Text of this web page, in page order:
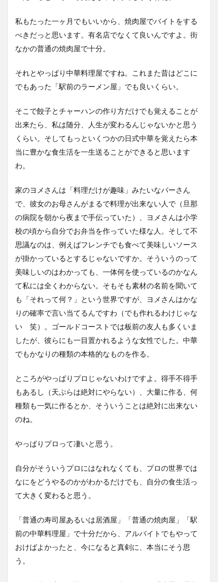
私もたった一ヶ月でもいいから、焼肉屋でバイトをする
べきだっと思います。有名店でなくて良いんですよ。街
なかの普通の焼肉屋で十分。
それとやっぱり中華料理屋ですね。これまた昔はどこに
でもあった「駅前のラーメン屋」でも良いくらい。
そこで餃子とチャーハンの作り方だけでも覚えることが
出来たら、私は随分、人生が変わるんじゃないかと思う
くらい。そしてもっといくつかの日式中華を覚えたら本
当に豊かな食生活を一生送ることができると思います
わ。
家のヨメさんは「料理だけが趣味」みたいなバーさん
で、彼女のお母さんがまるで料理が出来ない人で（旦那
の病院を朝から夜まで手伝っていた）、ヨメさんは小学
校の頃から自分でお弁当を作っていた様な人。そして不
思議なのは、例えばフレンチでも食べて美味しいソース
が掛かっているとするじゃないですか。そういうのって
美味しいのはわかっても、一体何を使っているのかなん
て私には全くわからない。そもそも素材の名前を聞いて
も「それって何？」という世界ですが、ヨメさんはかな
りの確率で言い当てるんですわ（でも作れるわけじゃな
い 笑）。ゴールドコーストでは板前の友人も多くいま
したが、彼らにも一目置かれるような女性でした。中華
でもかなりの種類の本格的なものを作る。
ところがやっぱりプロじゃないわけですよ。得手不得手
もあるし（天ぷらは絶対にやらない）、大量に作る、何
種類も一気に作るとか、そういうことは絶対に出来ない
のね。
やっぱりプロって凄いと思う。
自分がそういうプロにはなれなくても、プロの世界では
なにをどうやるのかがわかるだけでも、自分の食生活っ
て大きく変わると思う。
「普通の寿司屋あるいは居酒屋」「普通の焼肉屋」「駅
前の中華料理屋」で十分だから、アルバイトでもやって
おけばよかったと、今になると真剣に、本当にそう思
う。